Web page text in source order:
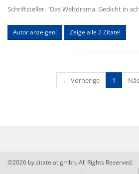
Schriftsteller, "Das Weltdrama. Gedicht in
Autor anzeigen! Zeige alle 2 Zitate!
← Vorherige 1
©2026 by zitate.at gmbh. All Rights Reserved.